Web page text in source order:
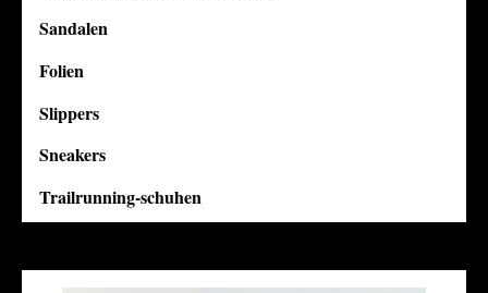
Sandalen
Folien
Slippers
Sneakers
Trailrunning-schuhen